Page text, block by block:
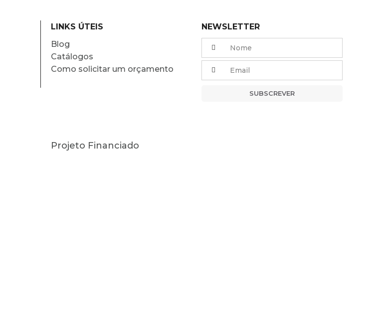
LINKS ÚTEIS
Blog
Catálogos
Como solicitar um orçamento
Projeto Financiado
NEWSLETTER
SUBSCREVER